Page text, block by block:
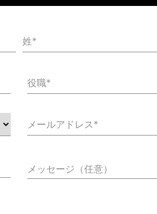
姓*
役職*
メールアドレス*
メッセージ（任意）